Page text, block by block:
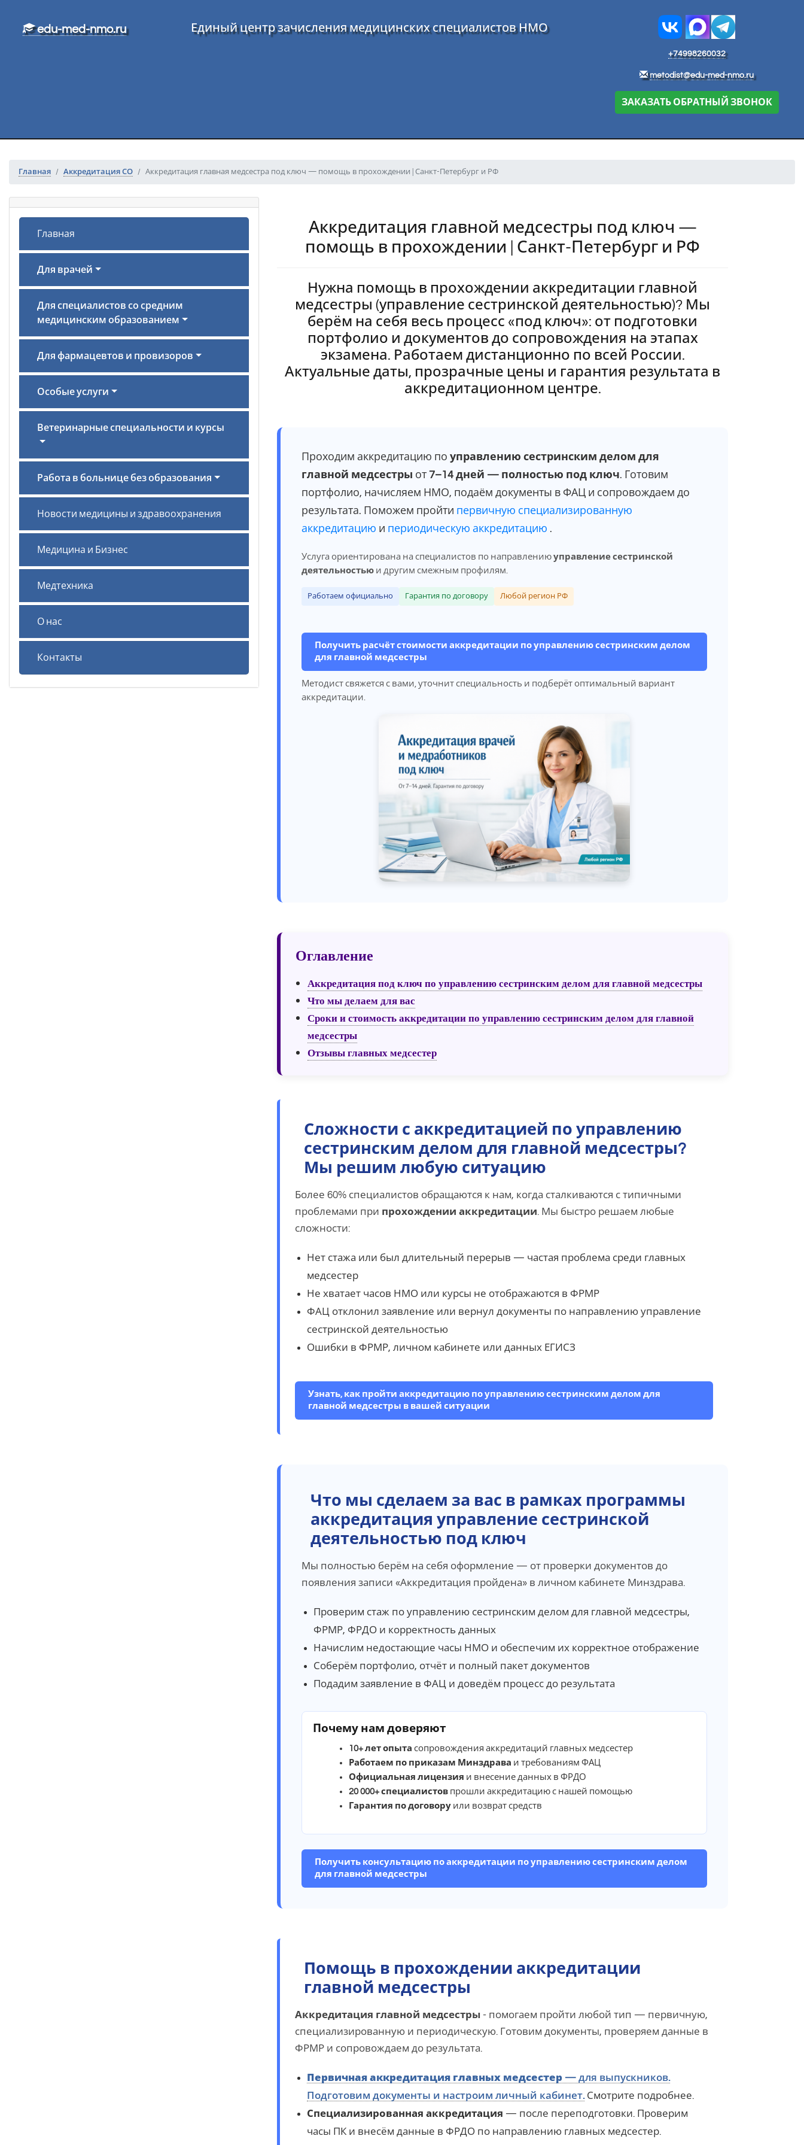
edu-med-nmo.ru Единый центр зачисления медицинских специалистов НМО
+74998260032
metodist@edu-med-nmo.ru
ЗАКАЗАТЬ ОБРАТНЫЙ ЗВОНОК
Главная Аккредитация СО Аккредитация главная медсестра под ключ — помощь в прохождении | Санкт-Петербург и РФ
Главная
Для врачей
Для специалистов со средним
медицинским образованием
Для фармацевтов и провизоров
Особые услуги
Ветеринарные специальности и курсы
Работа в больнице без образования
Новости медицины и здравоохранения
Медицина и Бизнес
Медтехника
О нас
Контакты
Аккредитация главной медсестры под ключ —
помощь в прохождении | Санкт-Петербург и РФ
Нужна помощь в прохождении аккредитации главной
медсестры (управление сестринской деятельностью)? Мы
берём на себя весь процесс «под ключ»: от подготовки
портфолио и документов до сопровождения на этапах
экзамена. Работаем дистанционно по всей России.
Актуальные даты, прозрачные цены и гарантия результата в
аккредитационном центре.
Проходим аккредитацию по управлению сестринским делом для
главной медсестры от 7–14 дней — полностью под ключ. Готовим
портфолио, начисляем НМО, подаём документы в ФАЦ и сопровождаем до
результата. Поможем пройти первичную специализированную
аккредитацию и периодическую аккредитацию .
Услуга ориентирована на специалистов по направлению управление сестринской
деятельностью и другим смежным профилям.
Работаем официально Гарантия по договору Любой регион РФ
Получить расчёт стоимости аккредитации по управлению сестринским делом
для главной медсестры
Методист свяжется с вами, уточнит специальность и подберёт оптимальный вариант
аккредитации.
Оглавление
Аккредитация под ключ по управлению сестринским делом для главной медсестры
Что мы делаем для вас
Сроки и стоимость аккредитации по управлению сестринским делом для главной
медсестры
Отзывы главных медсестер
Сложности с аккредитацией по управлению
сестринским делом для главной медсестры?
Мы решим любую ситуацию
Более 60% специалистов обращаются к нам, когда сталкиваются с типичными
проблемами при прохождении аккредитации. Мы быстро решаем любые
сложности:
Нет стажа или был длительный перерыв — частая проблема среди главных
медсестер
Не хватает часов НМО или курсы не отображаются в ФРМР
ФАЦ отклонил заявление или вернул документы по направлению управление
сестринской деятельностью
Ошибки в ФРМР, личном кабинете или данных ЕГИСЗ
Узнать, как пройти аккредитацию по управлению сестринским делом для
главной медсестры в вашей ситуации
Что мы сделаем за вас в рамках программы
аккредитация управление сестринской
деятельностью под ключ
Мы полностью берём на себя оформление — от проверки документов до
появления записи «Аккредитация пройдена» в личном кабинете Минздрава.
Проверим стаж по управлению сестринским делом для главной медсестры,
ФРМР, ФРДО и корректность данных
Начислим недостающие часы НМО и обеспечим их корректное отображение
Соберём портфолио, отчёт и полный пакет документов
Подадим заявление в ФАЦ и доведём процесс до результата
Почему нам доверяют
10+ лет опыта сопровождения аккредитаций главных медсестер
Работаем по приказам Минздрава и требованиям ФАЦ
Официальная лицензия и внесение данных в ФРДО
20 000+ специалистов прошли аккредитацию с нашей помощью
Гарантия по договору или возврат средств
Получить консультацию по аккредитации по управлению сестринским делом
для главной медсестры
Помощь в прохождении аккредитации
главной медсестры
Аккредитация главной медсестры - помогаем пройти любой тип — первичную,
специализированную и периодическую. Готовим документы, проверяем данные в
ФРМР и сопровождаем до результата.
Первичная аккредитация главных медсестер — для выпускников.
Подготовим документы и настроим личный кабинет.Смотрите подробнее.
Специализированная аккредитация — после переподготовки. Проверим
часы ПК и внесём данные в ФРДО по направлению главных медсестер.